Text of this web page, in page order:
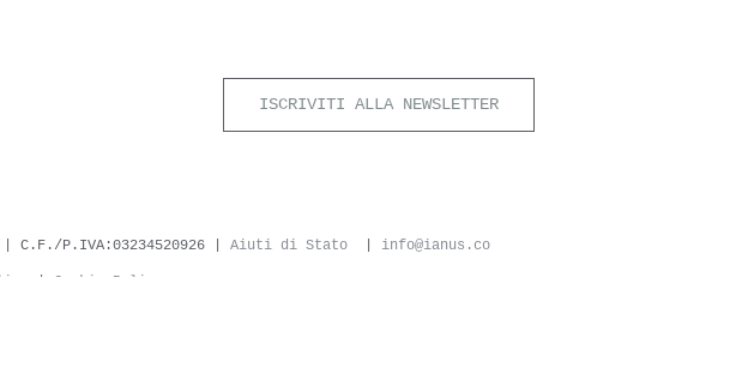
ISCRIVITI ALLA NEWSLETTER
P.IVA:03234520926 | Aiuti di Stato info@ianus.co
| Cookie Policy